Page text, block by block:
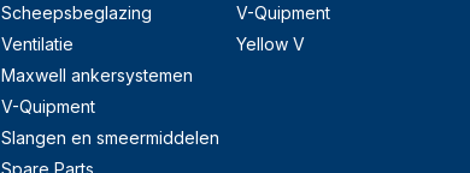
Scheepsbeglazing
Ventilatie
Maxwell ankersystemen
V-Quipment
Slangen en smeermiddelen
Spare Parts
V-Quipment
Yellow V